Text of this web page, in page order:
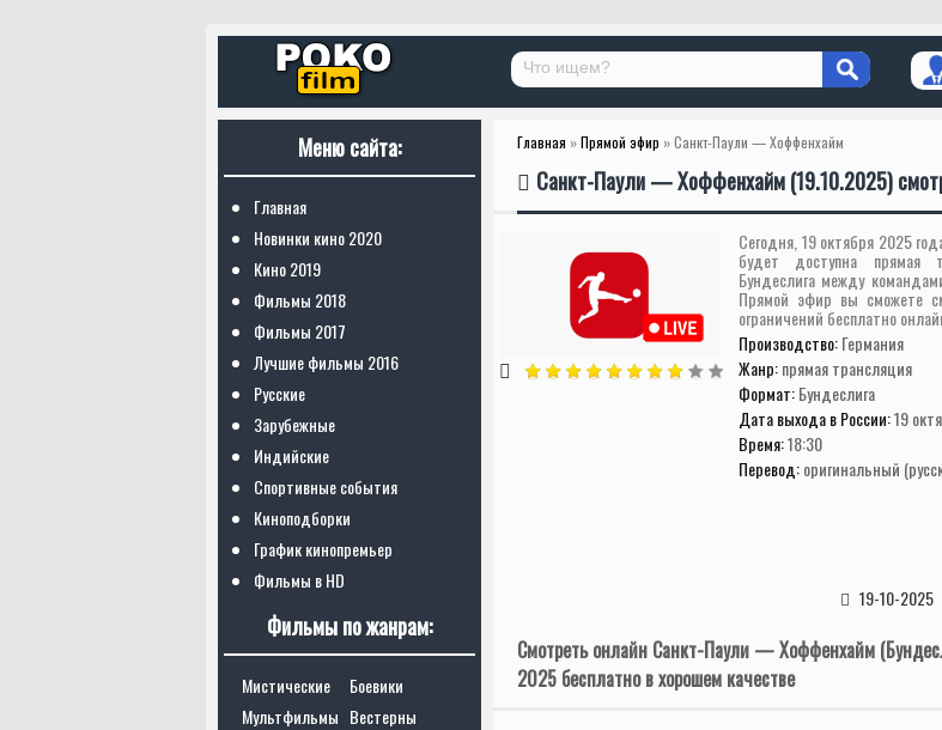
Меню сайта:
Главная
Новинки кино 2020
Кино 2019
Фильмы 2018
Фильмы 2017
Лучшие фильмы 2016
Русские
Зарубежные
Индийские
Спортивные события
Киноподборки
График кинопремьер
Фильмы в HD
Фильмы по жанрам:
Мистические
Боевики
Мультфильмы Вестерны
Главная »Прямой эфир » Санкт-Паули — Хоффенхайм
Санкт-Паули — Хоффенхайм (19.10.2025)
Сегодня, 19 октября 2025
будет доступна прямая
Бундеслига между
Прямой эфир вы сможете
ограничений бесплатно
Производство:Германия
Жанр:прямая трансляция
Формат:Бундеслига
Дата выхода в России:19
Время:18:30
Перевод:оригинальный
19-10-2025
Смотреть онлайн Санкт-Паули — Хоффенхайм
2025 бесплатно в хорошем качестве